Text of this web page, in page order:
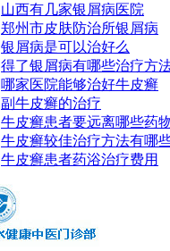
山西有几家银屑病医院
郑州市皮肤防治所银屑病
银屑病是可以治好么
得了银屑病有哪些治疗方
哪家医院能够治好牛皮癣
副牛皮癣的治疗
牛皮癣患者要远离哪些药
牛皮癣较佳治疗方法有哪
牛皮癣患者药浴治疗费用